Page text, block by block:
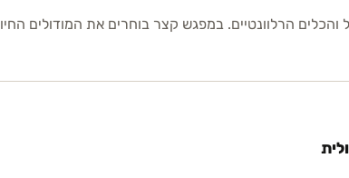
והכלים הרלוונטיים. במפגש קצר בוחרים את המודולים